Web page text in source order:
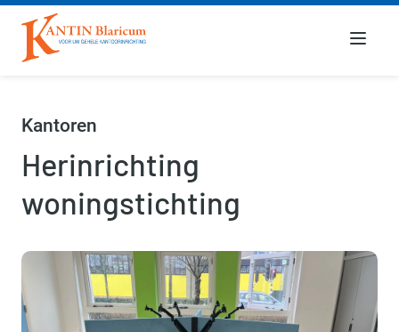
Menu
Kantoren
Herinrichting
woningstichting